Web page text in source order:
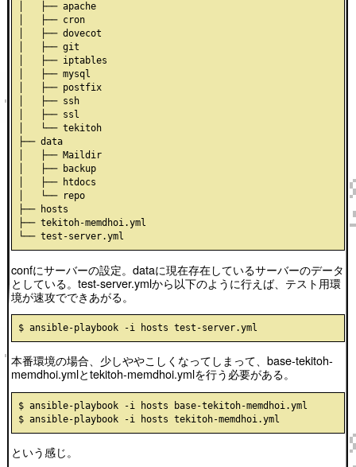
│   ├── apache
│   ├── cron
│   ├── dovecot
│   ├── git
│   ├── iptables
│   ├── mysql
│   ├── postfix
│   ├── ssh
│   ├── ssl
│   └── tekitoh
├── data
│   ├── Maildir
│   ├── backup
│   ├── htdocs
│   └── repo
├── hosts
├── tekitoh-memdhoi.yml
confにサーバーの設定。dataに現在存在しているサーバーのデータ
としている。test-server.ymlから以下のように行えば、テスト用環
境が速攻でできあがる。
本番環境の場合、少しややこしくなってしまって、base-tekitoh-
memdhoi.ymlとtekitoh-memdhoi.ymlを行う必要がある。
$ ansible-playbook -i hosts base-tekitoh-memdhoi.yml
という感じ。